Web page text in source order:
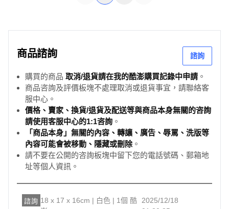
商品諮詢 諮詢
購買的商品 取消/退貨請在我的酷澎購買記錄中申請 。
商品咨詢及評價板塊不處理取消或退貨事宜，請聯絡客
服中心。
價格、賣家、換貨/退貨及配送等與商品本身無關的咨詢
請使用客服中心的1:1咨詢 。
「商品本身」無關的內容、轉讓、廣告、辱罵、洗版等
內容可能會被移動、隱藏或刪除。
請不要在公開的咨詢板塊中留下您的電話號碼、郵箱地
址等個人資訊。
諮詢 18 x 17 x 16cm | 白色 | 1個 酷
2025/12/18